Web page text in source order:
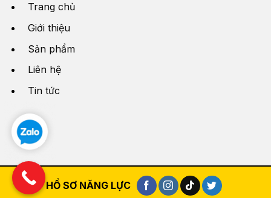
Trang chủ
Giới thiệu
Sản phẩm
Liên hệ
Tin tức
HỒ SƠ NĂNG LỰC